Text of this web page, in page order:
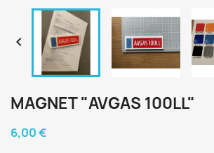

MAGNET "AVGAS 100LL"
6,00 €